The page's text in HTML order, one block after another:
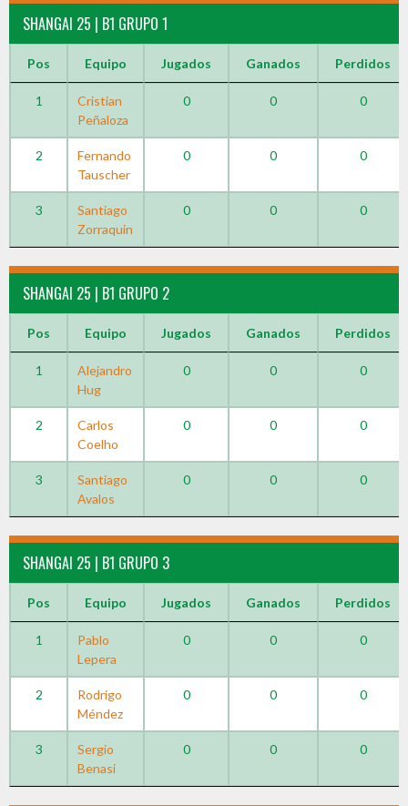
SHANGAI 25 | B1 GRUPO 1
Pos Equipo Jugados Ganados Perdidos
1
Cristian
Peñaloza
0 0 0
2
Fernando
Tauscher
0 0 0
3
Santiago
Zorraquin
0 0 0
SHANGAI 25 | B1 GRUPO 2
Pos Equipo Jugados Ganados Perdidos
1
Alejandro
Hug
0 0 0
2
Carlos
Coelho
0 0 0
3
Santiago
Avalos
0 0 0
SHANGAI 25 | B1 GRUPO 3
Pos Equipo Jugados Ganados Perdidos
1
Pablo
Lepera
0 0 0
2
Rodrigo
Méndez
0 0 0
3
Sergio
Benasi
0 0 0